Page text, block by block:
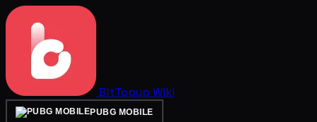
BitTopup Wiki
PUBG MOBILE